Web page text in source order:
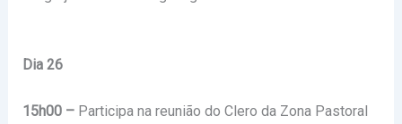
Dia 26
15h00 – Participa na reunião do Clero da Zona Pastoral